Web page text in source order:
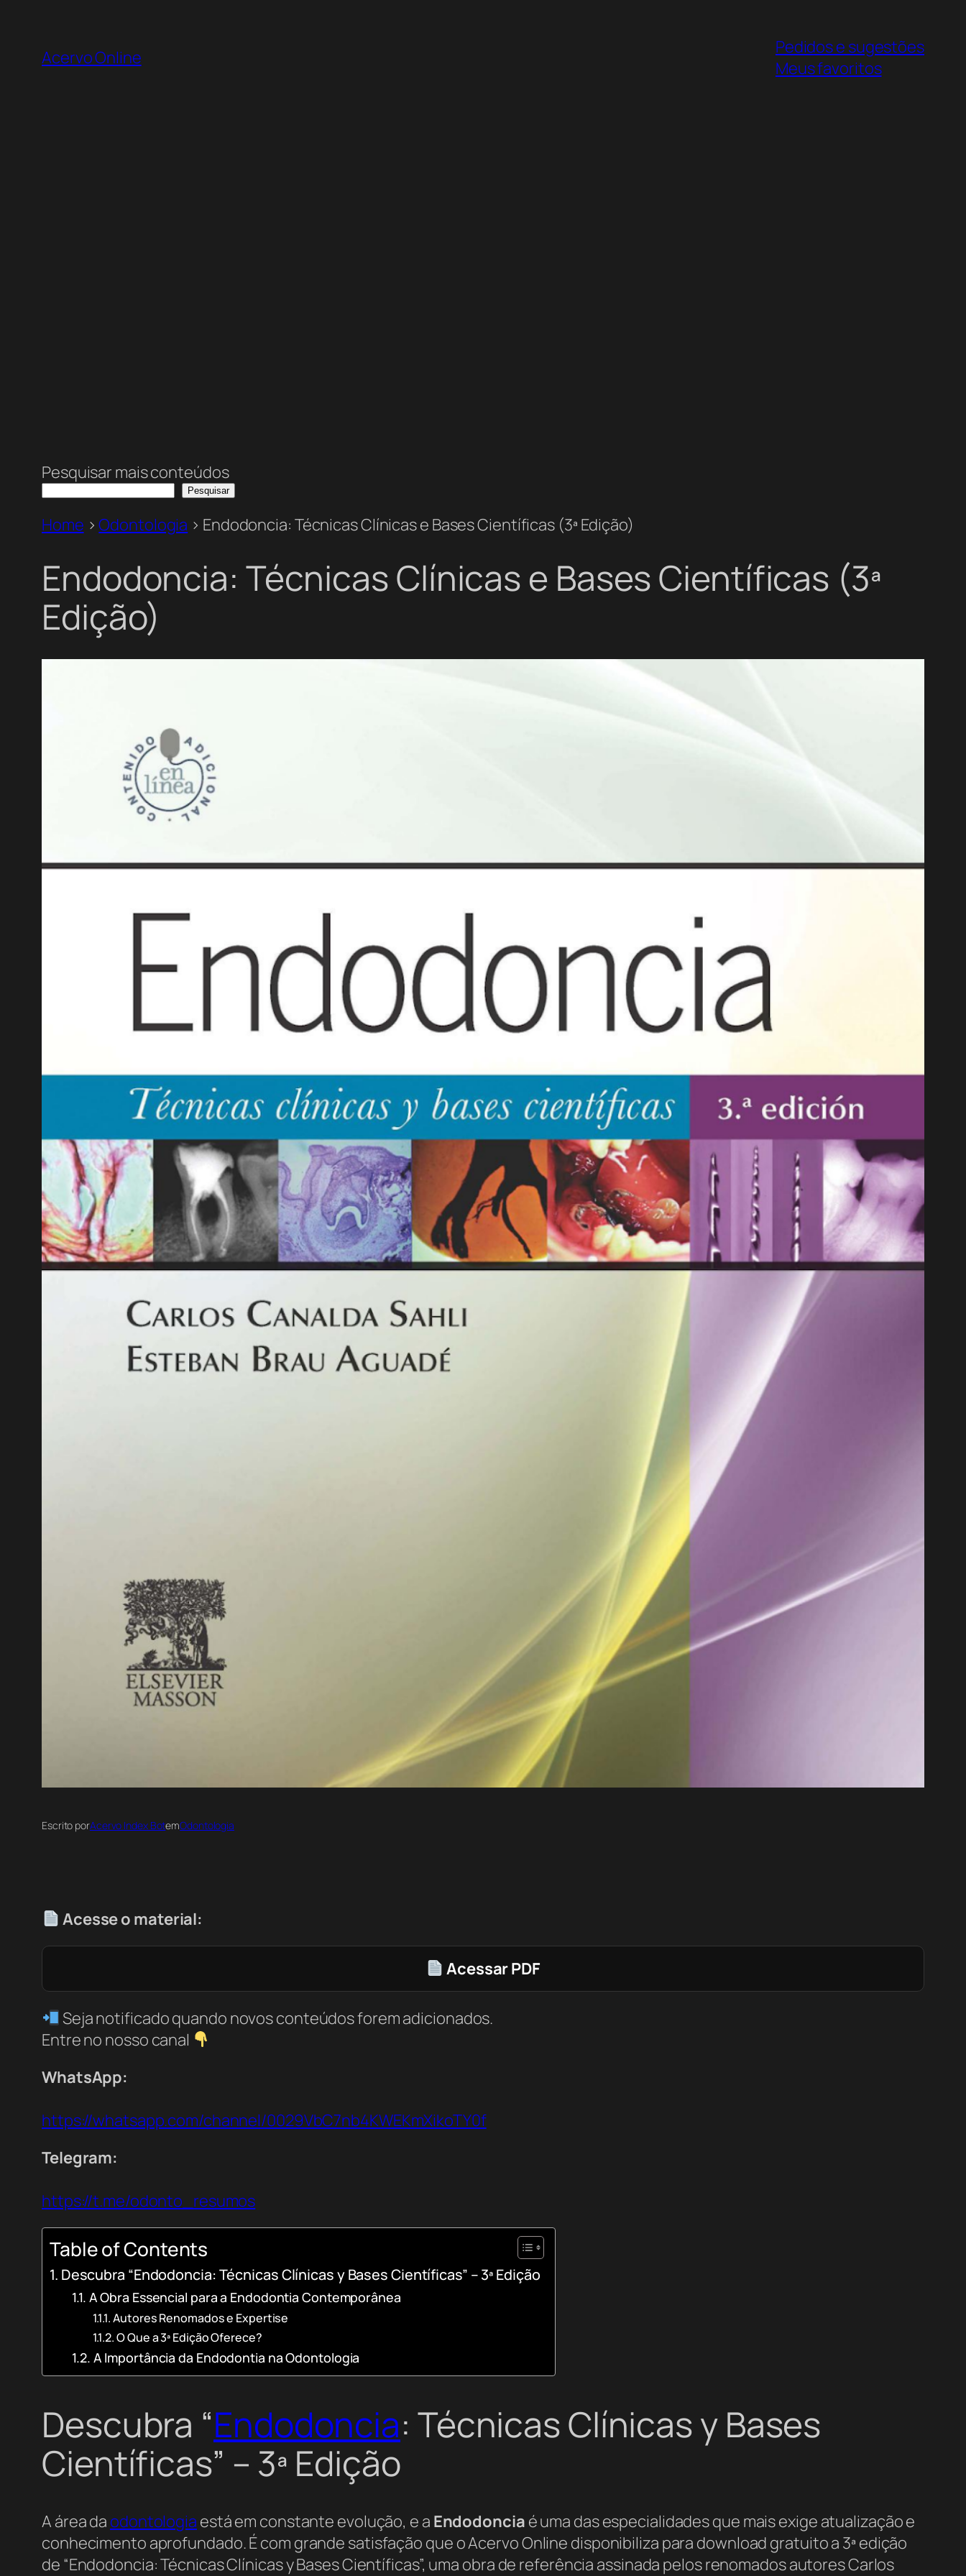
Acervo Online
Pedidos e sugestões
Meus favoritos
Pesquisar mais conteúdos
Pesquisar
Home >Odontologia > Endodoncia: Técnicas Clínicas e Bases Científicas (3ª Edição)
Endodoncia: Técnicas Clínicas e Bases Científicas (3ª
Edição)
Escrito porAcervo Index BotemOdontologia
Acesse o material:
Acessar PDF
Seja notificado quando novos conteúdos forem adicionados.
Entre no nosso canal
WhatsApp:
https://whatsapp.com/channel/0029VbC7nb4KWEKmXikoTY0f
Telegram:
https://t.me/odonto_resumos
Table of Contents
Descubra “Endodoncia: Técnicas Clínicas y Bases Científicas” – 3ª Edição
A Obra Essencial para a Endodontia Contemporânea
Autores Renomados e Expertise
O Que a 3ª Edição Oferece?
A Importância da Endodontia na Odontologia
Descubra “Endodoncia: Técnicas Clínicas y Bases
Científicas” – 3ª Edição
A área da odontologia está em constante evolução, e a Endodoncia é uma das especialidades que mais exige atualização e
conhecimento aprofundado. É com grande satisfação que o Acervo Online disponibiliza para download gratuito a 3ª edição
de “Endodoncia: Técnicas Clínicas y Bases Científicas”, uma obra de referência assinada pelos renomados autores Carlos